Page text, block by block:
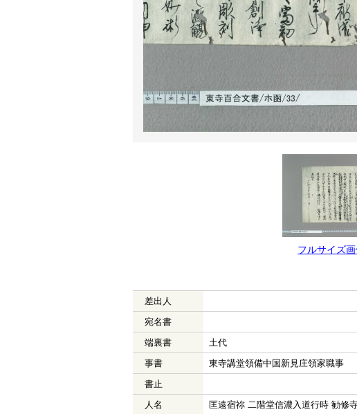
フルサイズ
差出人
宛名書
端裏書
土代
事書
東寺講堂領備中国新見庄領家職事
書止
人名
匡遠宿祢 二階堂信濃入道行時 勧修